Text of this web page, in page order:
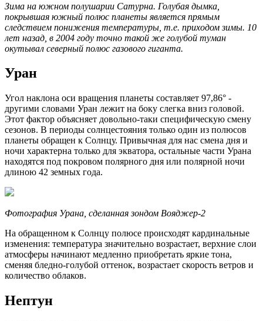
Зима на южном полушарии Сатурна. Голубая дымка,
покрывшая южный полюс планеты является прямым
следствием понижения температуры, т.е. приходом зимы. 10
лет назад, в 2004 году точно такой же голубой туман
окутывал северный полюс газового гиганта.
Уран
Угол наклона оси вращения планеты составляет 97,86° -
другими словами Уран лежит на боку слегка вниз головой.
Этот фактор объясняет довольно-таки специфическую смену
сезонов. В периоды солнцестояния только один из полюсов
планеты обращен к Солнцу. Привычная для нас смена дня и
ночи характерна только для экватора, остальные части Урана
находятся под покровом полярного дня или полярной ночи
длиною 42 земных года.
Фотография Урана, сделанная зондом Вояджер-2
На обращенном к Солнцу полюсе происходят кардинальные
изменения: температура значительно возрастает, верхние слои
атмосферы начинают медленно приобретать яркие тона,
сменяя бледно-голубой оттенок, возрастает скорость ветров и
количество облаков.
Нептун